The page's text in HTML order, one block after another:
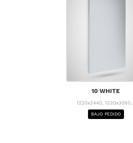
10 WHITE
1220x2440, 1220x3050...
BAJO PEDIDO